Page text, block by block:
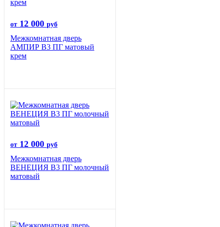
от 12 000 руб
Межкомнатная дверь
АМПИР В3 ПГ матовый
крем
от 12 000 руб
Межкомнатная дверь
ВЕНЕЦИЯ B3 ПГ молочный
матовый